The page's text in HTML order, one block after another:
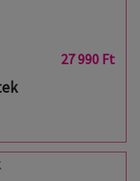
27 990 Ft